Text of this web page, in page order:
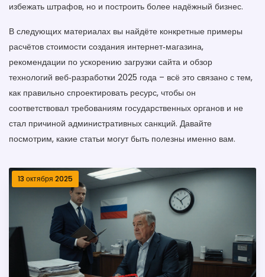
избежать штрафов, но и построить более надёжный бизнес.
В следующих материалах вы найдёте конкретные примеры
расчётов стоимости создания интернет‑магазина,
рекомендации по ускорению загрузки сайта и обзор
технологий веб‑разработки 2025 года – всё это связано с тем,
как правильно спроектировать ресурс, чтобы он
соответствовал требованиям государственных органов и не
стал причиной административных санкций. Давайте
посмотрим, какие статьи могут быть полезны именно вам.
13 октября 2025